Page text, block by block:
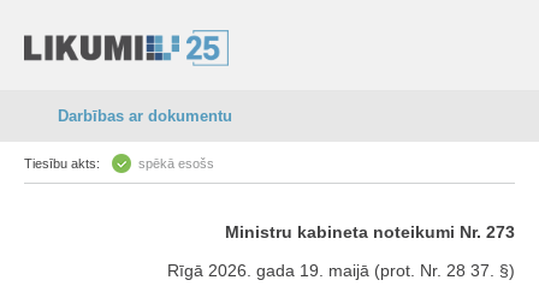
Darbības ar dokumentu
Tiesību akts: spēkā esošs
Ministru kabineta noteikumi Nr. 273
Rīgā 2026. gada 19. maijā (prot. Nr. 28 37. §)